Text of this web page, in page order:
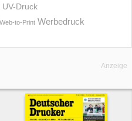
UV-Druck
Web-to-Print Werbedruck
Anzeige